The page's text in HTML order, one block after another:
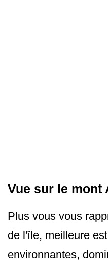
Vue sur le mont
Plus vous vous
de l'île, meilleure
environnantes,